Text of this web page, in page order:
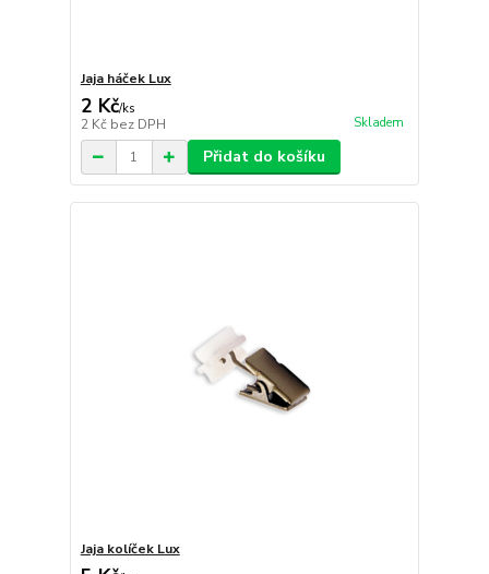
Jaja háček Lux
2 Kč/ks
2 Kč bez DPH Skladem
Přidat do košíku
Jaja kolíček Lux